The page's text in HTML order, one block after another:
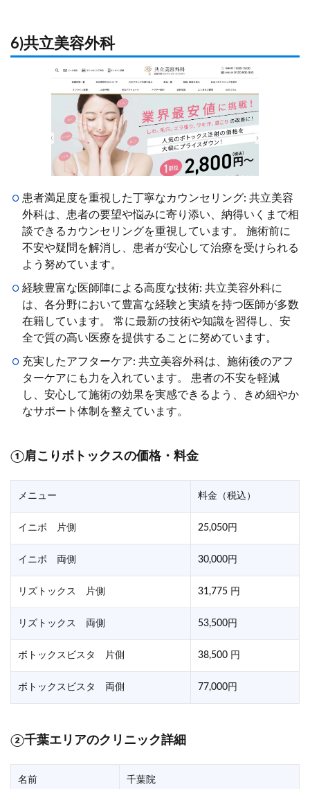
6)共立美容外科
患者満足度を重視した丁寧なカウンセリング: 共立美容
外科は、患者の要望や悩みに寄り添い、納得いくまで相
談できるカウンセリングを重視しています。 施術前に
不安や疑問を解消し、患者が安心して治療を受けられる
よう努めています。
経験豊富な医師陣による高度な技術: 共立美容外科に
は、各分野において豊富な経験と実績を持つ医師が多数
在籍しています。 常に最新の技術や知識を習得し、安
全で質の高い医療を提供することに努めています。
充実したアフターケア: 共立美容外科は、施術後のアフ
ターケアにも力を入れています。 患者の不安を軽減
し、安心して施術の効果を実感できるよう、きめ細やか
なサポート体制を整えています。
①肩こりボトックスの価格・料金
メニュー 料金（税込）
イニボ 片側 25,050円
イニボ 両側 30,000円
リズトックス 片側 31,775 円
リズトックス 両側 53,500円
ボトックスビスタ 片側 38,500 円
ボトックスビスタ 両側 77,000円
②千葉エリアのクリニック詳細
名前 千葉院